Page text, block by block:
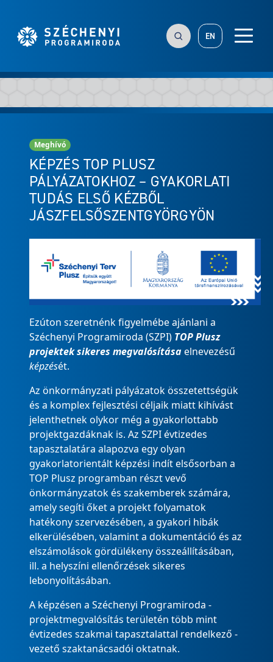
EN
Meghívó
KÉPZÉS TOP PLUSZ
PÁLYÁZATOKHOZ – GYAKORLATI
TUDÁS ELSŐ KÉZBŐL
JÁSZFELSŐSZENTGYÖRGYÖN
Ezúton szeretnénk figyelmébe ajánlani a
Széchenyi Programiroda (SZPI) TOP Plusz
projektek sikeres megvalósításaelnevezésű
képzését.
Az önkormányzati pályázatok összetettségük
és a komplex fejlesztési céljaik miatt kihívást
jelenthetnek olykor még a gyakorlottabb
projektgazdáknak is. Az SZPI évtizedes
tapasztalatára alapozva egy olyan
gyakorlatorientált képzési indít elsősorban a
TOP Plusz programban részt vevő
önkormányzatok és szakemberek számára,
amely segíti őket a projekt folyamatok
hatékony szervezésében, a gyakori hibák
elkerülésében, valamint a dokumentáció és az
elszámolások gördülékeny összeállításában,
ill. a helyszíni ellenőrzések sikeres
lebonyolításában.
A képzésen a Széchenyi Programiroda -
projektmegvalósítás területén több mint
évtizedes szakmai tapasztalattal rendelkező -
vezető szaktanácsadói oktatnak.